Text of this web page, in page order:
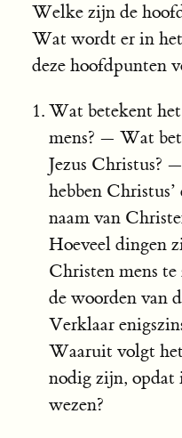
Welke zijn de
Wat wordt er in
deze hoofdpunten
Wat betekent
mens? — Wat
Jezus Christus?
hebben
naam van
Hoeveel dingen
Christen mens
de woorden van
Verklaar
Waaruit volgt
nodig zijn, opdat
wezen?